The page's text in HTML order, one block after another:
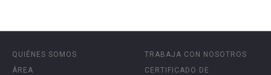
QUIÉNES SOMOS
ÁREA
TRABAJA CON NOSOTROS
CERTIFICADO DE